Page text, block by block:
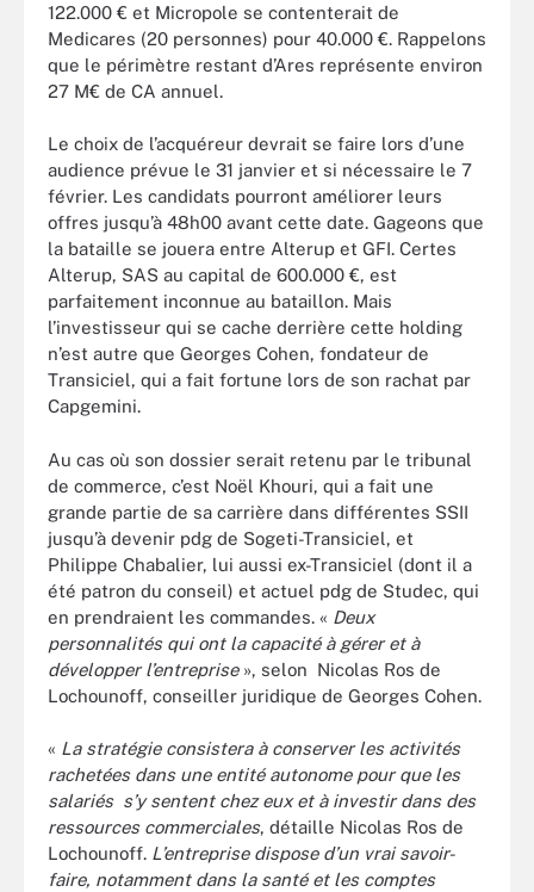
122.000 € et Micropole se contenterait de
Medicares (20 personnes) pour 40.000 €. Rappelons
que le périmètre restant d’Ares représente environ
27 M€ de CA annuel.
Le choix de l’acquéreur devrait se faire lors d’une
audience prévue le 31 janvier et si nécessaire le 7
février. Les candidats pourront améliorer leurs
offres jusqu’à 48h00 avant cette date. Gageons que
la bataille se jouera entre Alterup et GFI. Certes
Alterup, SAS au capital de 600.000 €, est
parfaitement inconnue au bataillon. Mais
l’investisseur qui se cache derrière cette holding
n’est autre que Georges Cohen, fondateur de
Transiciel, qui a fait fortune lors de son rachat par
Capgemini.
Au cas où son dossier serait retenu par le tribunal
de commerce, c’est Noël Khouri, qui a fait une
grande partie de sa carrière dans différentes SSII
jusqu’à devenir pdg de Sogeti-Transiciel, et
Philippe Chabalier, lui aussi ex-Transiciel (dont il a
été patron du conseil) et actuel pdg de Studec, qui
en prendraient les commandes. « Deux
personnalités qui ont la capacité à gérer et à
développer l’entreprise», selon Nicolas Ros de
Lochounoff, conseiller juridique de Georges Cohen.
« La stratégie consistera à conserver les activités
rachetées dans une entité autonome pour que les
salariés s’y sentent chez eux et à investir dans des
ressources commerciales, détaille Nicolas Ros de
Lochounoff. L’entreprise dispose d’un vrai savoir-
faire, notamment dans la santé et les comptes